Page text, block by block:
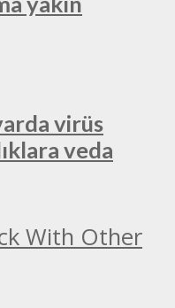
virüs
veda